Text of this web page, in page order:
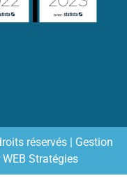
réservés | Gestion
WEB Stratégies